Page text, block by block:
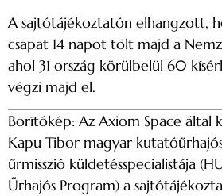
A sajtótájékoztatón elhangzott,
csapat 14 napot tölt majd a
ahol 31 ország körülbelül 60
végzi majd el.
Borítókép: Az Axiom Space által
Kapu Tibor magyar
űrmisszió küldetésspecialistája
Űrhajós Program) a